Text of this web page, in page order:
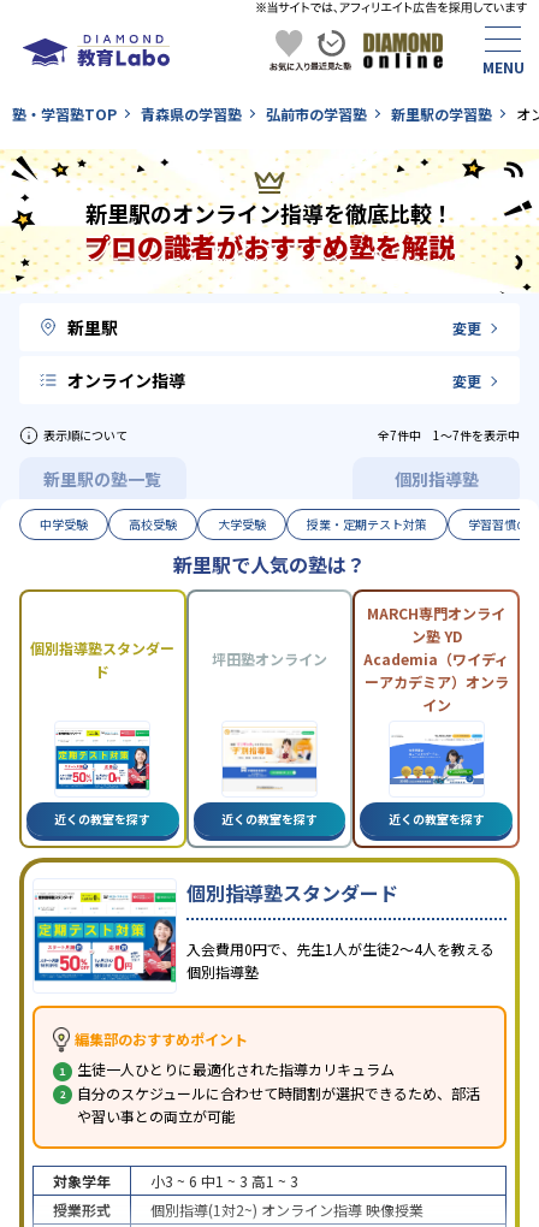
塾・学習塾TOP 青森県の学習塾 弘前市の学習塾 新里駅の学習塾 オ
新里駅のオンライン指導を徹底比較！
プロの識者がおすすめ塾を解説
新里駅 変更
オンライン指導 変更
表示順について 全7件中 1〜7件を表示中
新里駅の塾一覧 個別指導塾
中学受験 高校受験 大学受験 授業・定期テスト対策 学習習慣の
新里駅で人気の塾は？
個別指導塾スタンダー
ド
近くの教室を探す
坪田塾オンライン
近くの教室を探す
MARCH専門オンライ
ン塾 YD
Academia（ワイディ
ーアカデミア）オンラ
イン
近くの教室を探す
個別指導塾スタンダード
入会費用0円で、先生1人が生徒2〜4人を教える
個別指導塾
編集部のおすすめポイント
生徒一人ひとりに最適化された指導カリキュラム
自分のスケジュールに合わせて時間割が選択できるため、部活
や習い事との両立が可能
対象学年 小3 ~ 6 中1 ~ 3 高1 ~ 3
授業形式
個別指導(1対2~) オンライン指導映像授業